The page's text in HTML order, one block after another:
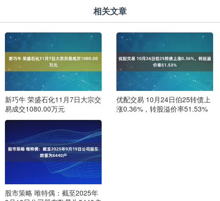
相关文章
新巧牛 荣盛石化11月7日大宗交
易成交1080.00万元
优配交易 10月24日伯25转债上
涨0.36%，转股溢价率51.53%
股市策略 唯特偶：截至2025年